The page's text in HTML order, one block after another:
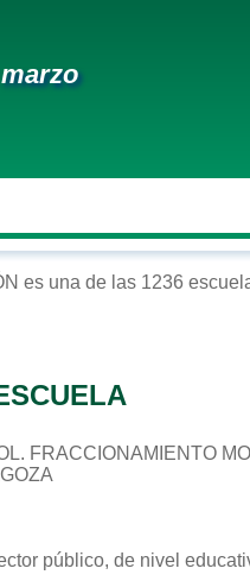
es una de las 1236
FRACCIONAMIENTO
público, de nivel